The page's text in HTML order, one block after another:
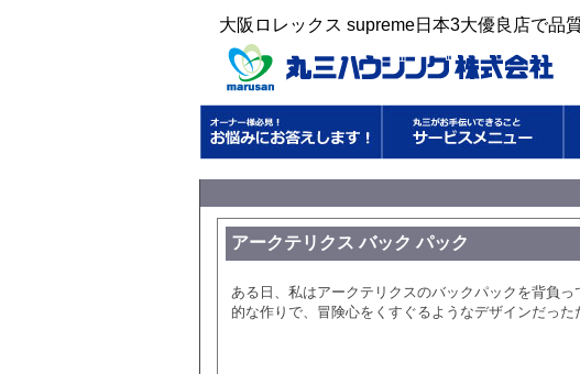
大阪ロレックス supreme日本3大優良店で品
アークテリクス バック パック
ある日、私はアークテリクスのバックパックを背負っ
的な作りで、冒険心をくすぐるようなデザインだっ